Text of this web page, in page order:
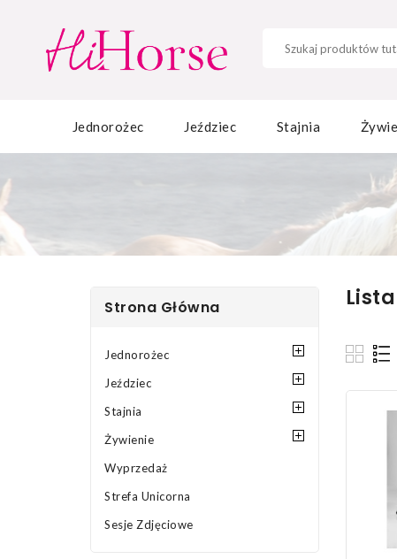
Jednorożec Jeździec Stajnia
Strona Główna
Jednorożec
Jeździec
Stajnia
Żywienie
Wyprzedaż
Strefa Unicorna
Sesje Zdjęciowe